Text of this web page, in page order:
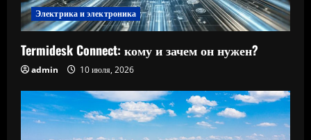
Электрика и электроника
Termidesk Connect: кому и зачем он нужен?
admin 10 июля, 2026